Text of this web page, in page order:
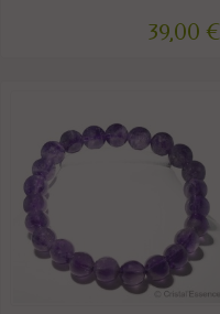
39,00 €